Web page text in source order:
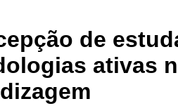
de
ativas